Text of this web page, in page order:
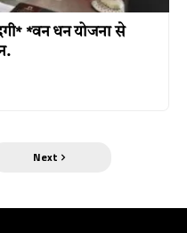
*वन धन योजना से
Next